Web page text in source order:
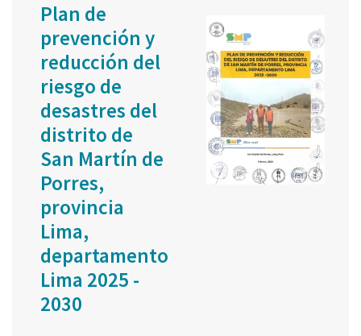
Plan de
prevención y
reducción del
riesgo de
desastres del
distrito de
San Martín de
Porres,
provincia
Lima,
departamento
Lima 2025 -
2030